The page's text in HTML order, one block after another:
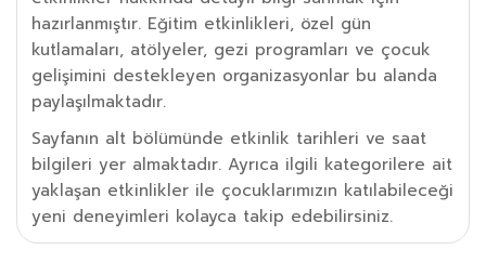
hazırlanmıştır. Eğitim etkinlikleri, özel gün
kutlamaları, atölyeler, gezi programları ve çocuk
gelişimini destekleyen organizasyonlar bu alanda
paylaşılmaktadır.
Sayfanın alt bölümünde etkinlik tarihleri ve saat
bilgileri yer almaktadır. Ayrıca ilgili kategorilere ait
yaklaşan etkinlikler ile çocuklarımızın katılabileceği
yeni deneyimleri kolayca takip edebilirsiniz.